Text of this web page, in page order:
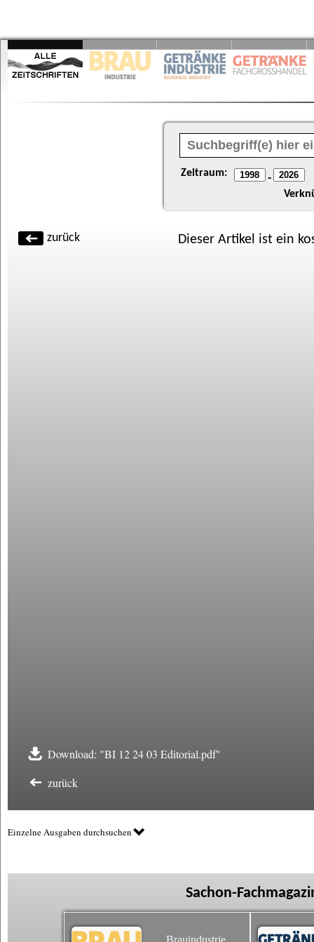
Zeitraum: -
zurück Dieser Artikel ist ein
Download: "BI 12 24 03 Editorial.pdf"
zurück
Einzelne Ausgaben durchsuchen
Sachon-
Brauindustrie